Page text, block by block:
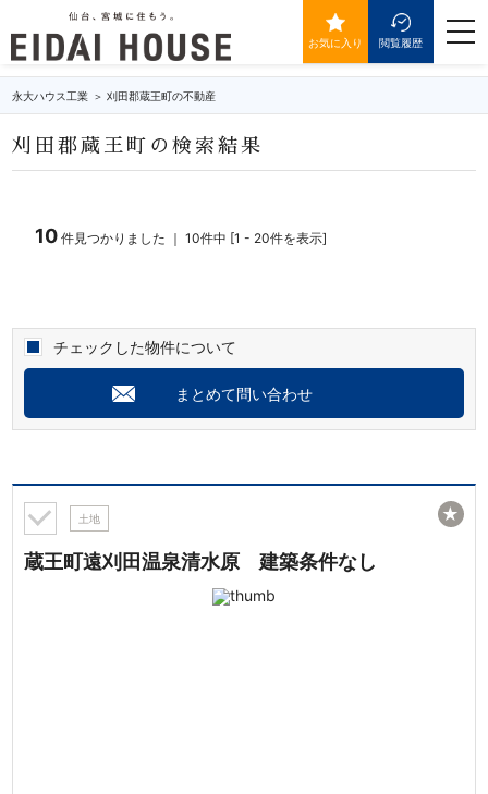
お気に入り 閲覧履歴
永大ハウス工業 刈田郡蔵王町の不動産
刈田郡蔵王町の検索結果
10 件見つかりました ｜ 10件中 [1 - 20件を表示]
チェックした物件について
まとめて問い合わせ
土地
蔵王町遠刈田温泉清水原 建築条件なし
★